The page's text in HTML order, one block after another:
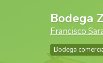
Bodega
Francisco
Bodega